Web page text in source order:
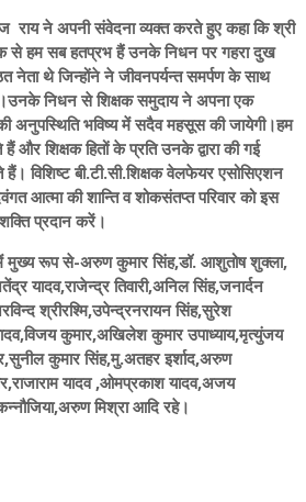
राय ने अपनी संवेदना व्यक्त करते हुए कहा कि श्री
से हम सब हतप्रभ हैं उनके निधन पर गहरा दुख
नेता थे जिन्होंने ने जीवनपर्यन्त समर्पण के साथ
निधन से शिक्षक समुदाय ने अपना एक
अनुपस्थिति भविष्य में सदैव महसूस की जायेगी।हम
और शिक्षक हितों के प्रति उनके द्वारा की गई
विशिष्ट बी.टी.सी.शिक्षक वेलफेयर एसोसिएशन
आत्मा की शान्ति व शोकसंतप्त परिवार को इस
प्रदान करें।
मुख्य रूप से-अरुण कुमार सिंह,डॉ. आशुतोष शुक्ला,
यादव,राजेन्द्र तिवारी,अनिल सिंह,जनार्दन
श्रीरश्मि,उपेन्द्रनरायन सिंह,सुरेश
यादव,विजय कुमार,अखिलेश कुमार उपाध्याय,मृत्युंजय
कुमार सिंह,मु.अतहर इर्शाद,अरुण
यादव ,ओमप्रकाश यादव,अजय
मिश्रा आदि रहे।